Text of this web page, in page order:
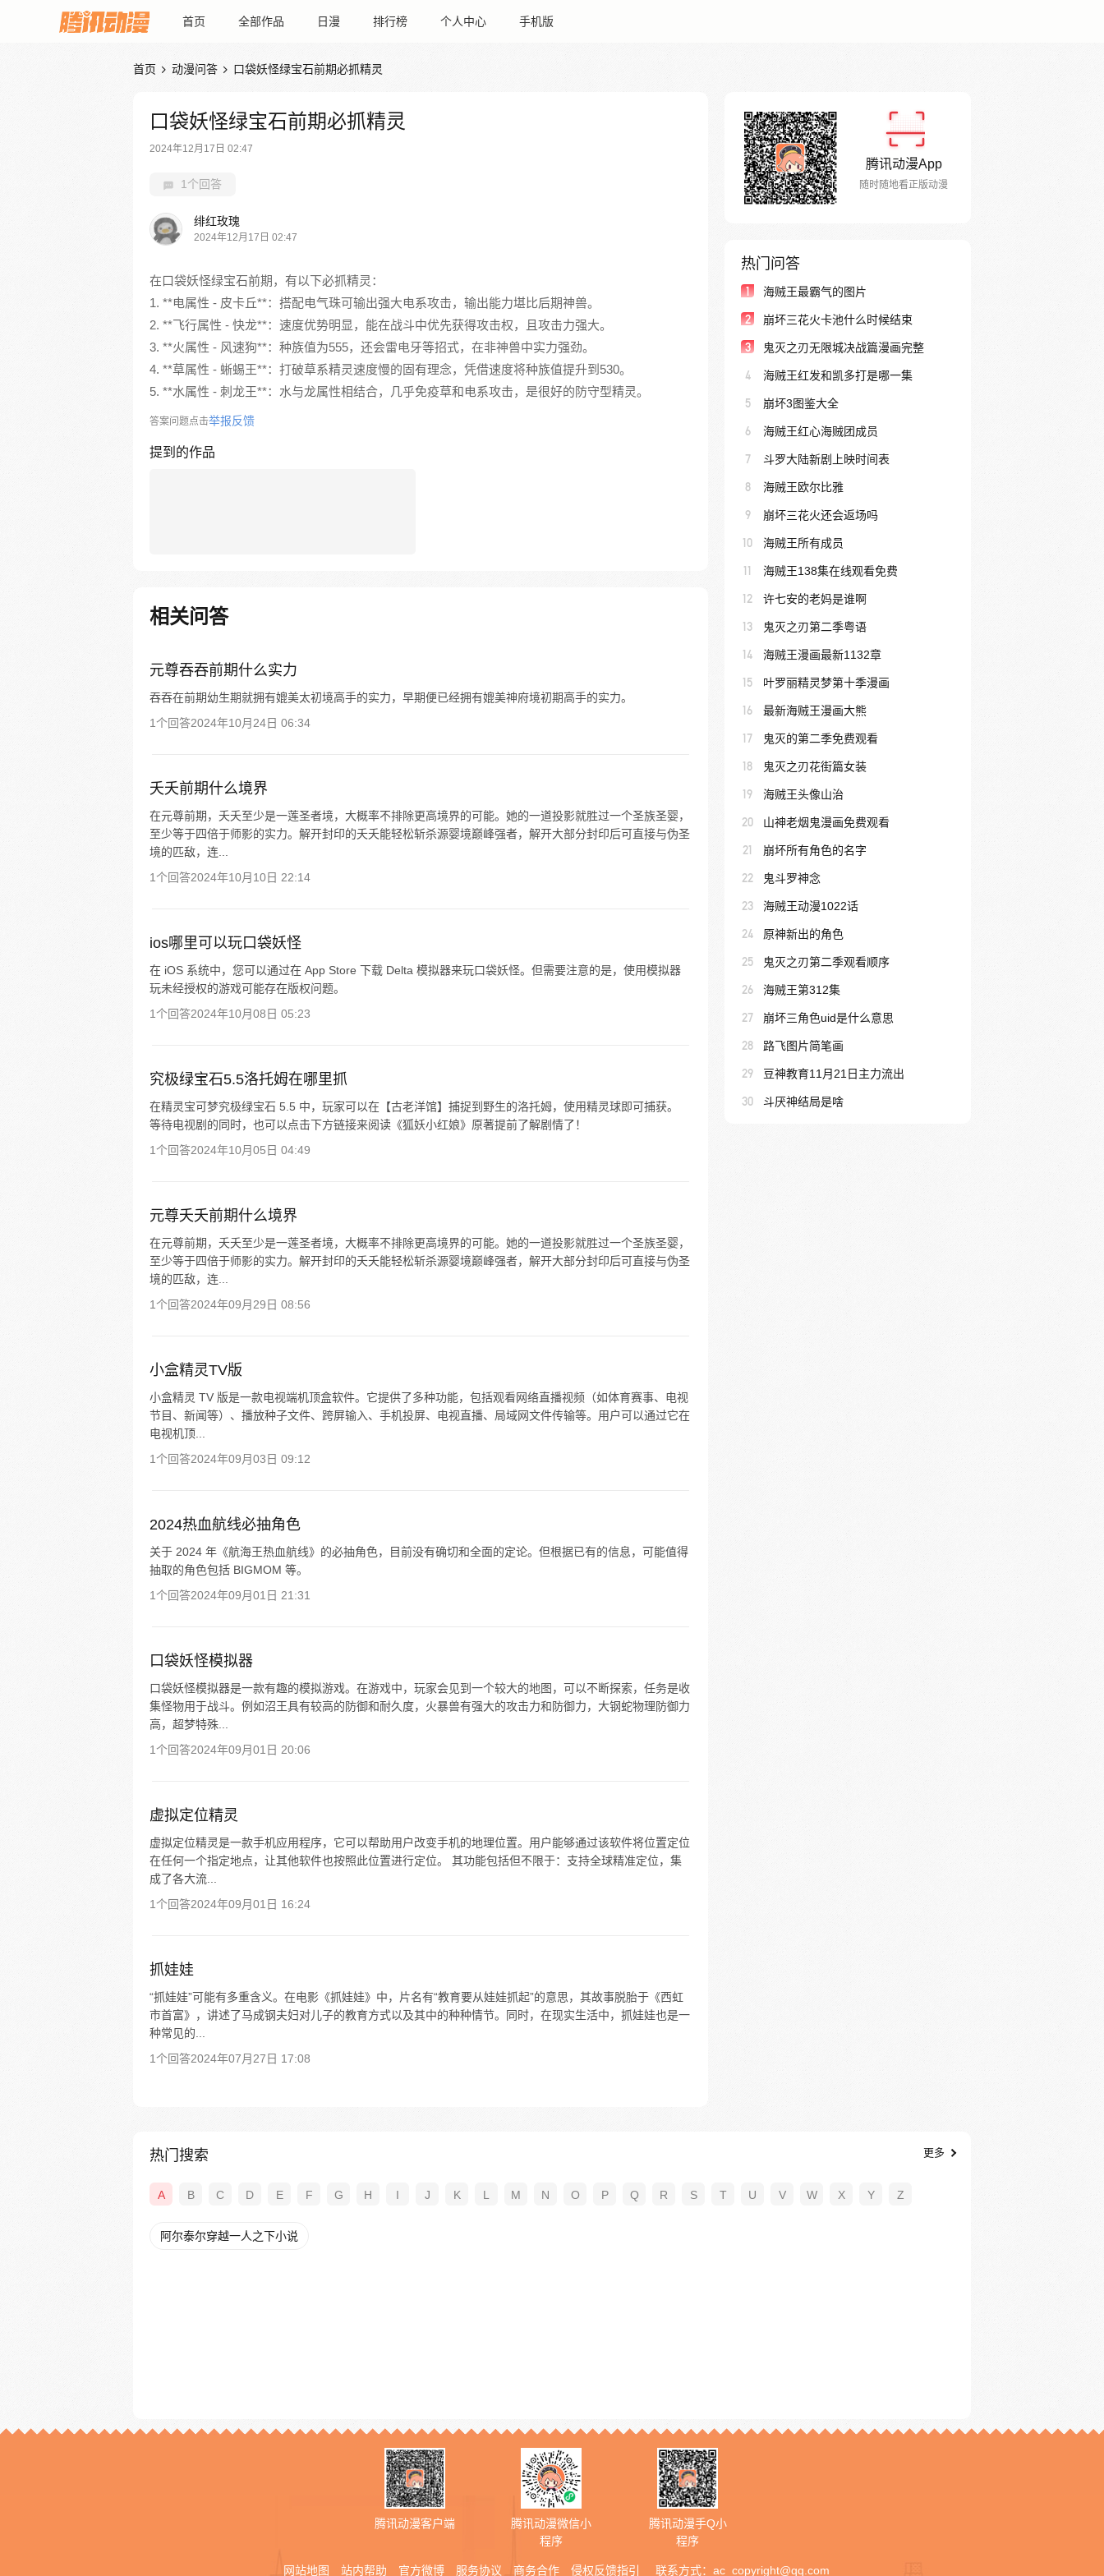
首页 全部作品 日漫 排行榜 个人中心 手机版
首页  动漫问答  口袋妖怪绿宝石前期必抓精灵
口袋妖怪绿宝石前期必抓精灵
2024年12月17日 02:47
1个回答
绯红玫瑰
2024年12月17日 02:47
在口袋妖怪绿宝石前期，有以下必抓精灵：
1. **电属性 - 皮卡丘**：搭配电气珠可输出强大电系攻击，输出能力堪比后期神兽。
2. **飞行属性 - 快龙**：速度优势明显，能在战斗中优先获得攻击权，且攻击力强大。
3. **火属性 - 风速狗**：种族值为555，还会雷电牙等招式，在非神兽中实力强劲。
4. **草属性 - 蜥蜴王**：打破草系精灵速度慢的固有理念，凭借速度将种族值提升到530。
5. **水属性 - 刺龙王**：水与龙属性相结合，几乎免疫草和电系攻击，是很好的防守型精灵。
答案问题点击举报反馈
提到的作品
相关问答
元尊吞吞前期什么实力
吞吞在前期幼生期就拥有媲美太初境高手的实力，早期便已经拥有媲美神府境初期高手的实力。
1个回答2024年10月24日 06:34
夭夭前期什么境界
在元尊前期，夭夭至少是一莲圣者境，大概率不排除更高境界的可能。她的一道投影就胜过一个圣族圣婴，
至少等于四倍于师影的实力。解开封印的夭夭能轻松斩杀源婴境巅峰强者，解开大部分封印后可直接与伪圣
境的匹敌，连...
1个回答2024年10月10日 22:14
ios哪里可以玩口袋妖怪
在 iOS 系统中，您可以通过在 App Store 下载 Delta 模拟器来玩口袋妖怪。但需要注意的是，使用模拟器
玩未经授权的游戏可能存在版权问题。
1个回答2024年10月08日 05:23
究极绿宝石5.5洛托姆在哪里抓
在精灵宝可梦究极绿宝石 5.5 中，玩家可以在【古老洋馆】捕捉到野生的洛托姆，使用精灵球即可捕获。
等待电视剧的同时，也可以点击下方链接来阅读《狐妖小红娘》原著提前了解剧情了！
1个回答2024年10月05日 04:49
元尊夭夭前期什么境界
在元尊前期，夭夭至少是一莲圣者境，大概率不排除更高境界的可能。她的一道投影就胜过一个圣族圣婴，
至少等于四倍于师影的实力。解开封印的夭夭能轻松斩杀源婴境巅峰强者，解开大部分封印后可直接与伪圣
境的匹敌，连...
1个回答2024年09月29日 08:56
小盒精灵TV版
小盒精灵 TV 版是一款电视端机顶盒软件。它提供了多种功能，包括观看网络直播视频（如体育赛事、电视
节目、新闻等）、播放种子文件、跨屏输入、手机投屏、电视直播、局域网文件传输等。用户可以通过它在
电视机顶...
1个回答2024年09月03日 09:12
2024热血航线必抽角色
关于 2024 年《航海王热血航线》的必抽角色，目前没有确切和全面的定论。但根据已有的信息，可能值得
抽取的角色包括 BIGMOM 等。
1个回答2024年09月01日 21:31
口袋妖怪模拟器
口袋妖怪模拟器是一款有趣的模拟游戏。在游戏中，玩家会见到一个较大的地图，可以不断探索，任务是收
集怪物用于战斗。例如沼王具有较高的防御和耐久度，火暴兽有强大的攻击力和防御力，大钢蛇物理防御力
高，超梦特殊...
1个回答2024年09月01日 20:06
虚拟定位精灵
虚拟定位精灵是一款手机应用程序，它可以帮助用户改变手机的地理位置。用户能够通过该软件将位置定位
在任何一个指定地点，让其他软件也按照此位置进行定位。 其功能包括但不限于：支持全球精准定位，集
成了各大流...
1个回答2024年09月01日 16:24
抓娃娃
“抓娃娃”可能有多重含义。在电影《抓娃娃》中，片名有“教育要从娃娃抓起”的意思，其故事脱胎于《西虹
市首富》，讲述了马成钢夫妇对儿子的教育方式以及其中的种种情节。同时，在现实生活中，抓娃娃也是一
种常见的...
1个回答2024年07月27日 17:08
腾讯动漫App
随时随地看正版动漫
热门问答
1 海贼王最霸气的图片
2 崩坏三花火卡池什么时候结束
3 鬼灭之刃无限城决战篇漫画完整
4 海贼王红发和凯多打是哪一集
5 崩坏3图鉴大全
6 海贼王红心海贼团成员
7 斗罗大陆新剧上映时间表
8 海贼王欧尔比雅
9 崩坏三花火还会返场吗
10 海贼王所有成员
11 海贼王138集在线观看免费
12 许七安的老妈是谁啊
13 鬼灭之刃第二季粤语
14 海贼王漫画最新1132章
15 叶罗丽精灵梦第十季漫画
16 最新海贼王漫画大熊
17 鬼灭的第二季免费观看
18 鬼灭之刃花街篇女装
19 海贼王头像山治
20 山神老烟鬼漫画免费观看
21 崩坏所有角色的名字
22 鬼斗罗神念
23 海贼王动漫1022话
24 原神新出的角色
25 鬼灭之刃第二季观看顺序
26 海贼王第312集
27 崩坏三角色uid是什么意思
28 路飞图片简笔画
29 豆神教育11月21日主力流出
30 斗厌神结局是啥
热门搜索 更多
A B C D E F G H I J K L M N O P Q R S T U V W X Y Z
阿尔泰尔穿越一人之下小说
腾讯动漫客户端
腾讯动漫微信小
程序
腾讯动漫手Q小
程序
网站地图 站内帮助 官方微博 服务协议 商务合作 侵权反馈指引 联系方式： ac_copyright@qq.com